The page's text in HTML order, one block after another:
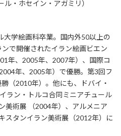
ル・ホセイン・アガミリ）
大学絵画科卒業。国内外50以上の
で開催されたイラン絵画ビエン
年、2005年、2007年）、国際コ
年、2005年）で優勝。第3回フ
（2010年）。他にも、ドバイ・
ラン・トルコ合同ミニアチュール
美術展 （2004年）、アルメニア
スタンイラン美術展（2012年）に